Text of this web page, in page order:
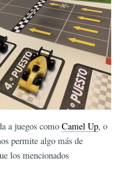
a juegos como Camel Up, o
permite algo más de
los mencionados